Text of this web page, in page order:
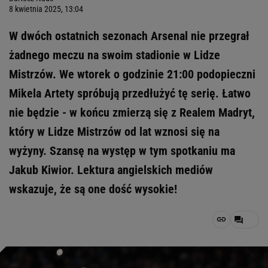
8 kwietnia 2025, 13:04
W dwóch ostatnich sezonach Arsenal nie przegrał
żadnego meczu na swoim stadionie w Lidze
Mistrzów. We wtorek o godzinie 21:00 podopieczni
Mikela Artety spróbują przedłużyć tę serię. Łatwo
nie będzie - w końcu zmierzą się z Realem Madryt,
który w Lidze Mistrzów od lat wznosi się na
wyżyny. Szansę na występ w tym spotkaniu ma
Jakub Kiwior. Lektura angielskich mediów
wskazuje, że są one dość wysokie!